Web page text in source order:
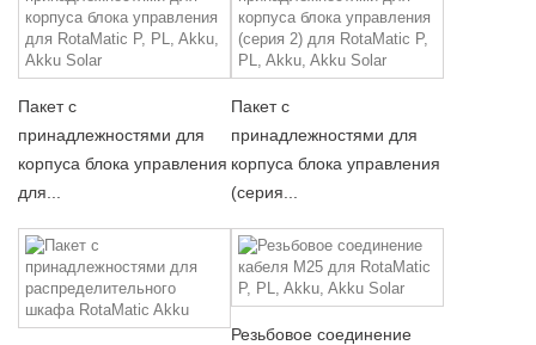
Пакет с
принадлежностями для
корпуса блока управления
для...
Пакет с
принадлежностями для
корпуса блока управления
(серия...
Резьбовое соединение